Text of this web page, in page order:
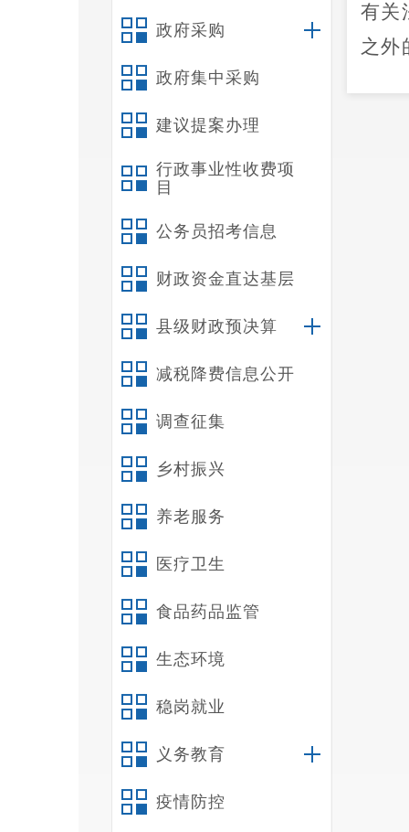
政府采购
政府集中采购
建议提案办理
行政事业性收费项
目
公务员招考信息
财政资金直达基层
县级财政预决算
减税降费信息公开
调查征集
乡村振兴
养老服务
医疗卫生
食品药品监管
生态环境
稳岗就业
义务教育
疫情防控
有关
之外